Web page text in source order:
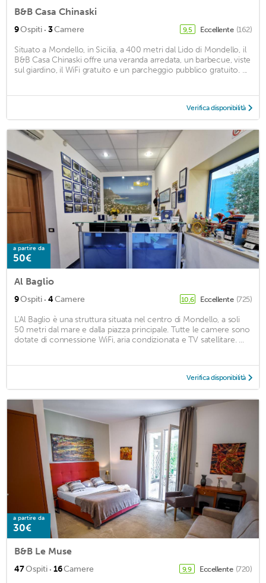
B&B Casa Chinaski
9Ospiti · 3Camere 9,5 Eccellente (162)
Situato a Mondello, in Sicilia, a 400 metri dal Lido di Mondello, il
B&B Casa Chinaski offre una veranda arredata, un barbecue, viste
sul giardino, il WiFi gratuito e un parcheggio pubblico gratuito. ...
Verifica disponibilità
a partire da
50€
Al Baglio
9Ospiti · 4Camere 10,6 Eccellente (725)
L'Al Baglio è una struttura situata nel centro di Mondello, a soli
50 metri dal mare e dalla piazza principale. Tutte le camere sono
dotate di connessione WiFi, aria condizionata e TV satellitare. ...
Verifica disponibilità
a partire da
30€
B&B Le Muse
47Ospiti · 16Camere 9,9 Eccellente (720)